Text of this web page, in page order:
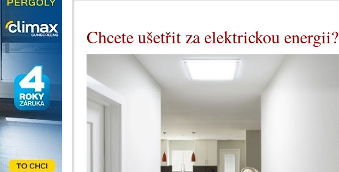
Chcete ušetřit za elektrickou energii?